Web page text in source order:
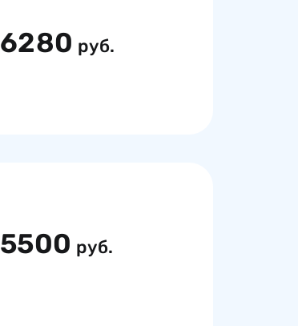
6280 руб.
5500 руб.